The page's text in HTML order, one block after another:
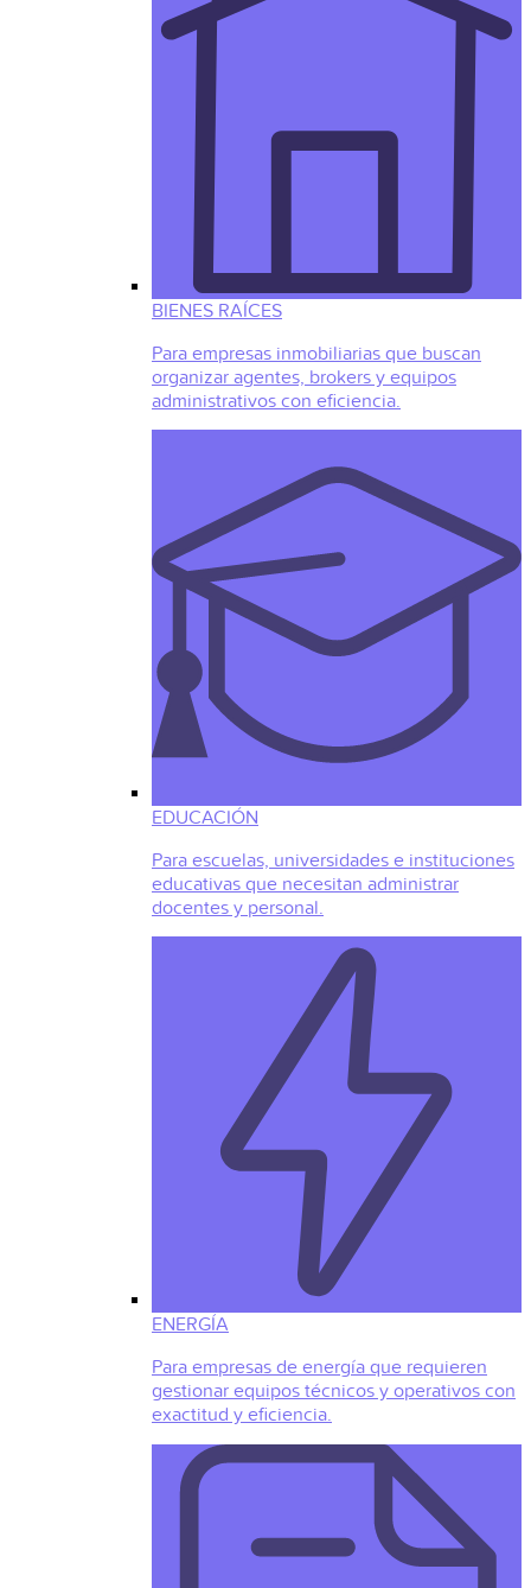
BIENES RAÍCES
Para empresas inmobiliarias que buscan
organizar agentes, brokers y equipos
administrativos con eficiencia.
EDUCACIÓN
Para escuelas, universidades e instituciones
educativas que necesitan administrar
docentes y personal.
ENERGÍA
Para empresas de energía que requieren
gestionar equipos técnicos y operativos con
exactitud y eficiencia.